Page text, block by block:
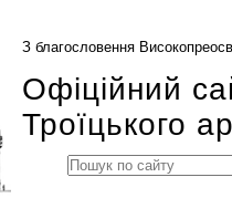
З благословення
Офіційний
Троїцького